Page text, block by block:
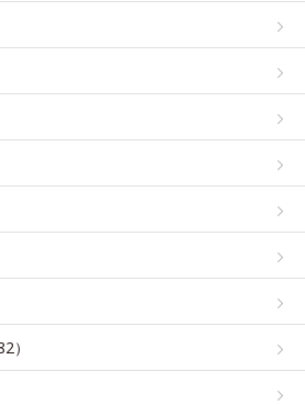
）